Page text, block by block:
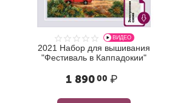
ВИДЕО
2021 Набор для вышивания
"Фестиваль в Каппадокии"
1 89000 ₽